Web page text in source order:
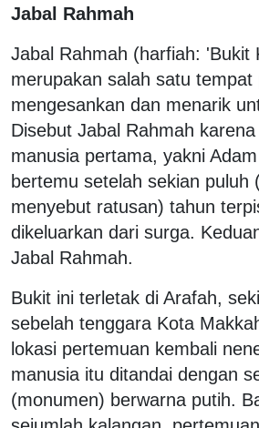
Jabal Rahmah
Jabal Rahmah (harfiah: 'Bukit
merupakan salah satu tempat
mengesankan dan menarik
Disebut Jabal Rahmah
manusia pertama, yakni
bertemu setelah sekian puluh
menyebut ratusan) tahun
dikeluarkan dari surga.
Jabal Rahmah.
Bukit ini terletak di Arafah,
sebelah tenggara Kota
lokasi pertemuan kembali
manusia itu ditandai dengan
(monumen) berwarna putih.